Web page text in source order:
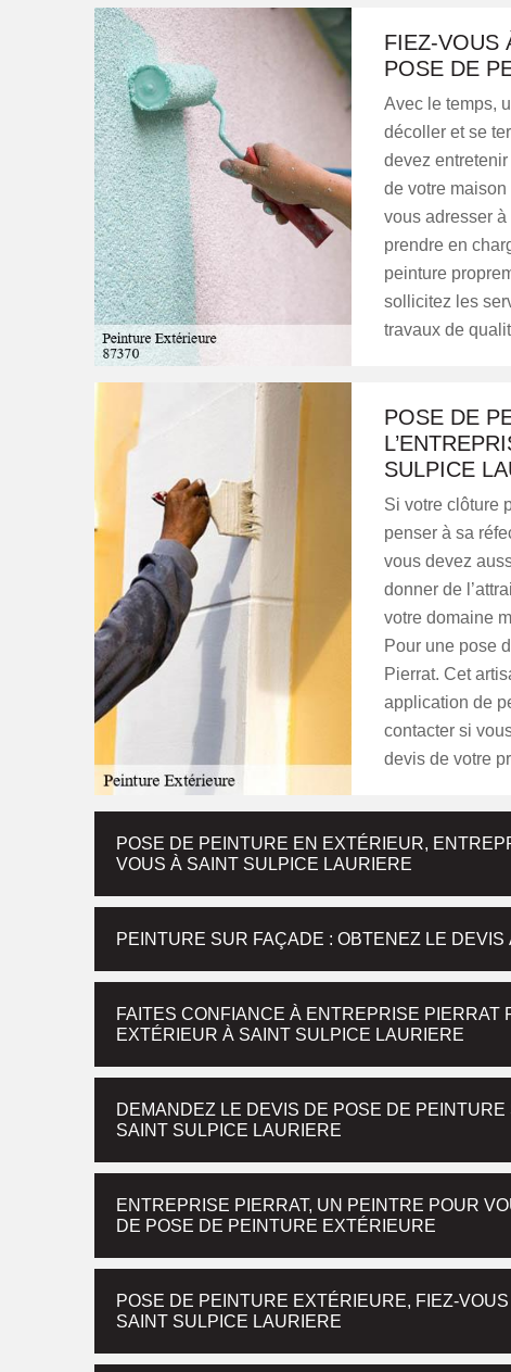
FIEZ-VOUS
POSE DE
Avec le temps,
décoller et se
devez
de votre
vous adresser
prendre en
peinture
sollicitez les
travaux de
POSE DE
SULPICE
Si votre clôture
penser à sa
vous devez
donner de
votre domaine
Pour une pose
Pierrat. Cet
application de
contacter si
devis de votre
POSE DE PEINTURE EN EXTÉRIEUR,
VOUS À SAINT SULPICE LAURIERE
PEINTURE SUR FAÇADE : OBTENEZ LE
FAITES CONFIANCE À ENTREPRISE PIERRAT
EXTÉRIEUR À SAINT SULPICE LAURIERE
DEMANDEZ LE DEVIS DE POSE DE
SAINT SULPICE LAURIERE
ENTREPRISE PIERRAT, UN PEINTRE POUR
DE POSE DE PEINTURE EXTÉRIEURE
POSE DE PEINTURE EXTÉRIEURE, FIEZ-
SAINT SULPICE LAURIERE